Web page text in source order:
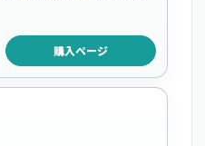
購入ページ